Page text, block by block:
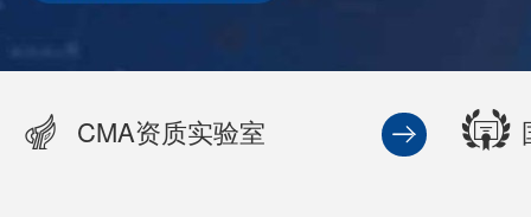
CMA资质实验室